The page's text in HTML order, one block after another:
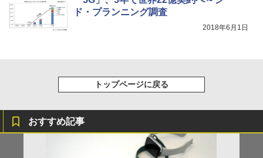
ド・プランニング調査
2018年6月1日
トップページに戻る
おすすめ記事